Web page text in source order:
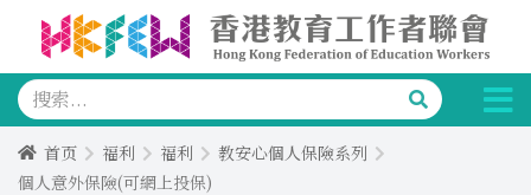
首页 福利 福利
教安心個人保險系列
個人意外保險(可網上投保)